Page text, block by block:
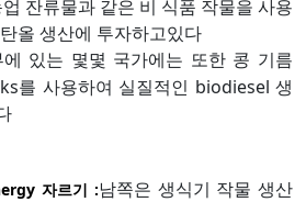
잔류물과 같은 비 식품 작물을 사용
올 생산에 투자하고있다
에 있는 몇몇 국가에는 또한 콩 기름
를 사용하여 실질적인 biodiesel 생
자르기 :남쪽은 생식기 작물 생산